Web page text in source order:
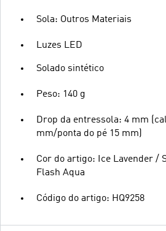
Sola: Outros Materiais
Luzes LED
Solado sintético
Peso: 140 g
Drop da entressola: 4 mm
mm/ponta do pé 15 mm)
Cor do artigo: Ice Lavender /
Flash Aqua
Código do artigo: HQ9258